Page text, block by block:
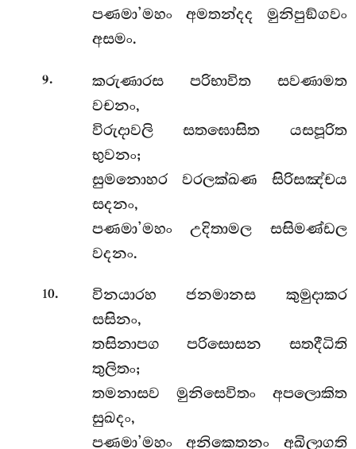
පණමා’මහං අමතන්දද මුනිපුඞ්ගවං
අසමං.
9.
කරුණාරස පරිභාවිත සවණාමත
වචනං,
විරුදාවලි සතඝොසිත යසපූරිත
භුවනං;
සුමනොහර වරලක්ඛණ සිරිසඤ්චය
සදනං,
පණමා’මහං උදිතාමල සසිමණ්ඩල
වදනං.
10.
විනයාරහ ජනමානස කුමුදාකර
සසිනං,
තසිනාපග පරිසොසන සතදීධිති
තුලිතං;
තමනාසව මුනිසෙවිතං අපලොකිත
සුඛදං,
පණමා’මහං අනිකෙතනං අඛිලාගති